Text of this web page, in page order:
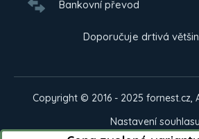
Bankovní převod
Doporučuje drtivá
Copyright © 2016 - 2025 fornest.cz,
Nastavení souhlasu